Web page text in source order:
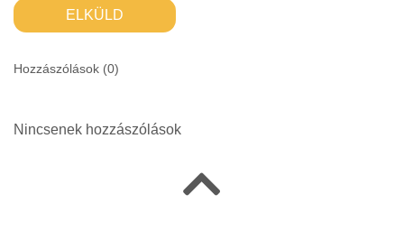
ELKÜLD
Hozzászólások (0)
Nincsenek hozzászólások